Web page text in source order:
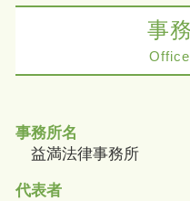
事
事務所名
益満法律事務所
代表者